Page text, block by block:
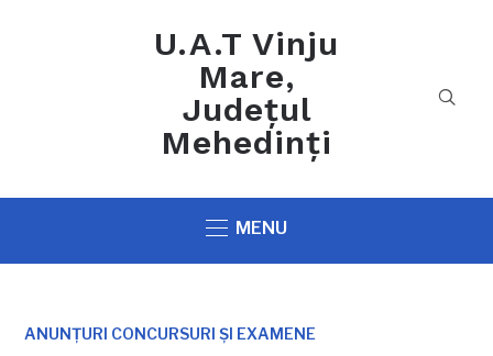
U.A.T Vinju
Mare,
Județul
Mehedinți
MENU
ANUNȚURI CONCURSURI ȘI EXAMENE